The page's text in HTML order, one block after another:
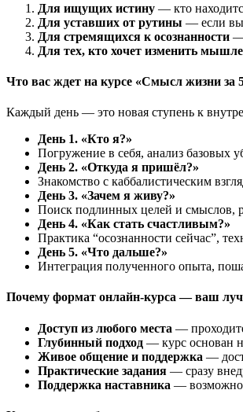
Для ищущих истину — кто
Для уставших от рутины — если вы
Для стремящихся к осознанности —
Для тех, кто хочет изменить
Что вас ждет на курсе «Смысл жизни за
Каждый день — это новая ступень к
День 1. «Кто я?»
Погружение в себя, анализ базовых
День 2. «Откуда я пришёл?»
Знакомство с каббалистическим
День 3. «Зачем я живу?»
Поиск подлинных целей и смыслов,
День 4. «Как стать счастливым?»
Практика “осознанности сейчас”,
День 5. «Что дальше?»
Интеграция полученного опыта,
Почему формат онлайн-курса — ваш
Доступ из любого места —
Глубинный подход — курс основан
Живое общение и поддержка —
Практические задания — сразу
Поддержка наставника —